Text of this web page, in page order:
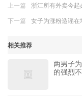
上一篇
浙江所有外卖今
下一篇
女子为涨粉造谣
相关推荐
两男子
的强烈